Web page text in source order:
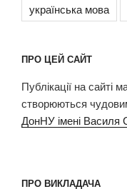
українська мова
ПРО ЦЕЙ САЙТ
Публікації на сайті
створюються
ДонНУ імені Василя
ПРО ВИКЛАДАЧА